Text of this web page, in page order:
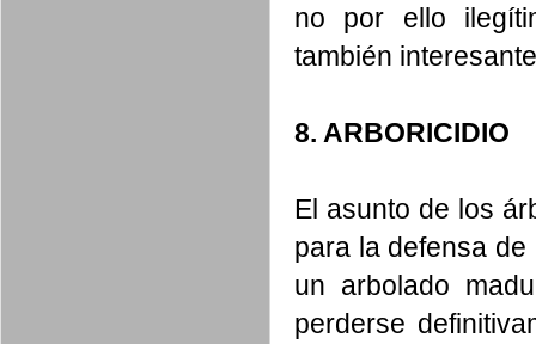
no por ello
también
8. ARBORICIDIO
El asunto de los
para la defensa
un arbolado
perderse